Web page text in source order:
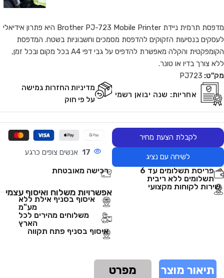
מדפסת ‏תרמית ניידת Brother PJ-723 Mobile Printer היא פתרון אידיאלי
לעסקים בנסיעות הזקוקים להדפסת מסמכים וחשבוניות בשטח. המדפסת
הקומפקטית והקלה מאפשרת להדפיס על גבי דפי A4 בכל מקום ובכל זמן,
ללא צורך בדיו או טונר.
מק"ט: PJ723
אחריות: שנה יבואן רשמי
מדיניות החזרות גמישה
על פי חוק
לקבלת הצעת מחיר
לשיחה עם נציג 17 אנשים צופים כרגע
פריסת תשלומים עד 6
תשלומים ללא ריבית
רכישה מאובטחת
שירות לקוחות מקצועי
אפשרויות משלוח ואיסוף עצמי
איסוף בסניף אילת ללא
מע"מ
משלוחים מהירים לכל
הארץ
איסוף בסניף פתח תקווה
תיאור מוצר מפרט